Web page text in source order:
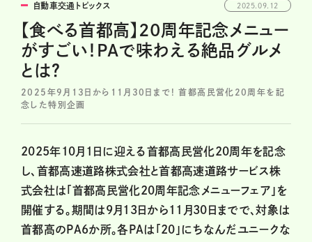
自動車交通トピックス 2025.09.12
【食べる首都高】20周年記念メニュー
がすごい！PAで味わえる絶品グルメ
とは？
2025年9月13日から11月30日まで! 首都高民営化20周年を記
念した特別企画
2025年10月1日に迎える首都高民営化20周年を記念
し、首都高速道路株式会社と首都高速道路サービス株
式会社は「首都高民営化20周年記念メニューフェア」を
開催する。期間は9月13日から11月30日までで、対象は
首都高のPA6か所。各PAは「20」にちなんだユニークな